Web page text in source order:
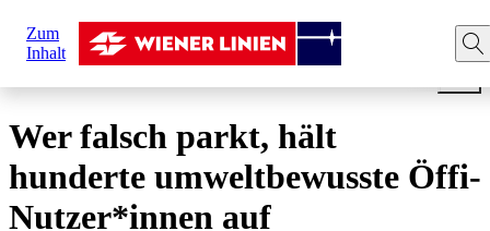
Zum
Inhalt
sind
hier:
Startseite News Wer falsch parkt, hält hunderte
Wer falsch parkt, hält
hunderte umweltbewusste Öffi-
Nutzer*innen auf